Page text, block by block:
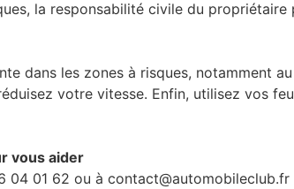
la responsabilité civile du propriétaire
dans les zones à risques, notamment
votre vitesse. Enfin, utilisez vos
vous aider
04 01 62 ou à contact@automobileclub.fr